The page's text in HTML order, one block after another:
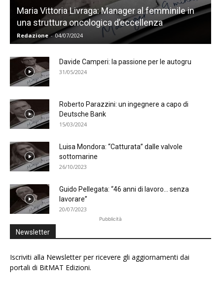
Maria Vittoria Livraga: Manager al femminile in
una struttura oncologica d’eccellenza
Redazione - 04/07/2024
Davide Camperi: la passione per le autogru
31/05/2024
Roberto Parazzini: un ingegnere a capo di
Deutsche Bank
15/03/2024
Luisa Mondora: “Catturata” dalle valvole
sottomarine
26/10/2023
Guido Pellegata: “46 anni di lavoro… senza
lavorare”
20/07/2023
Pubblicità
Newsletter
Iscriviti alla Newsletter per ricevere gli aggiornamenti dai
portali di BitMAT Edizioni.